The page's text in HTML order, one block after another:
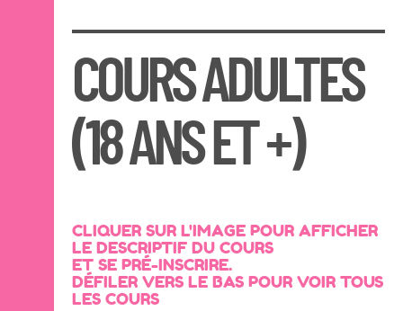
COURS ADULTES
(18 ANS ET +)
CLIQUER SUR L'IMAGE POUR AFFICHER
LE DESCRIPTIF DU COURS
ET SE PRÉ-INSCRIRE.
DÉFILER VERS LE BAS POUR VOIR TOUS
LES COURS